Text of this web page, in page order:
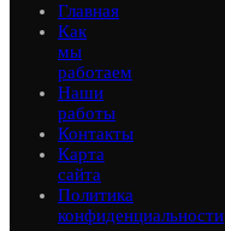
Главная
Как
мы
работаем
Наши
работы
Контакты
Карта
сайта
Политика
конфиденциальности